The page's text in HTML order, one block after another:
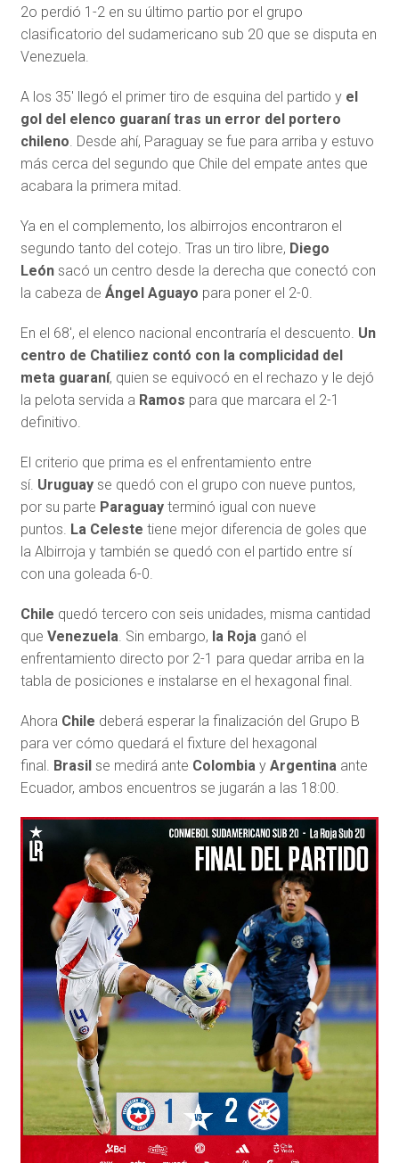
2o perdió 1-2 en su último partio por el grupo
clasificatorio del sudamericano sub 20 que se disputa en
Venezuela.
A los 35′ llegó el primer tiro de esquina del partido y el
gol del elenco guaraní tras un error del portero
chileno . Desde ahí, Paraguay se fue para arriba y estuvo
más cerca del segundo que Chile del empate antes que
acabara la primera mitad.
Ya en el complemento, los albirrojos encontraron el
segundo tanto del cotejo. Tras un tiro libre, Diego
León sacó un centro desde la derecha que conectó con
la cabeza de Ángel Aguayo para poner el 2-0.
En el 68′, el elenco nacional encontraría el descuento. Un
centro de Chatiliez contó con la complicidad del
meta guaraní, quien se equivocó en el rechazo y le dejó
la pelota servida a Ramos para que marcara el 2-1
definitivo.
El criterio que prima es el enfrentamiento entre
sí. Uruguay se quedó con el grupo con nueve puntos,
por su parte Paraguayterminó igual con nueve
puntos. La Celeste tiene mejor diferencia de goles que
la Albirroja y también se quedó con el partido entre sí
con una goleada 6-0.
Chile quedó tercero con seis unidades, misma cantidad
que Venezuela . Sin embargo, la Roja ganó el
enfrentamiento directo por 2-1 para quedar arriba en la
tabla de posiciones e instalarse en el hexagonal final.
Ahora Chile deberá esperar la finalización del Grupo B
para ver cómo quedará el fixture del hexagonal
final. Brasil se medirá ante Colombia y Argentina ante
Ecuador, ambos encuentros se jugarán a las 18:00.